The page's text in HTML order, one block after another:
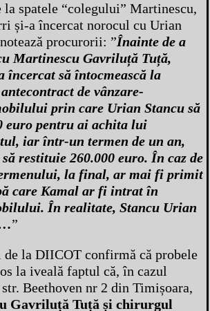
la spatele “colegului” Martinescu,
și-a încercat norocul cu Urian
procurorii: ”Înainte de a
Martinescu Gavriluță Tuță,
încercat să întocmească la
de vânzare-
prin care Urian Stancu să
euro pentru ai achita lui
iar într-un termen de un an,
restituie 260.000 euro. În caz de
la final, ar mai fi primit
care Kamal ar fi intrat în
În realitate, Stancu Urian
”
la DIICOT confirmă că probele
la iveală faptul că, în cazul
Beethoven nr 2 din Timișoara,
Gavriluță Tuță și chirurgul